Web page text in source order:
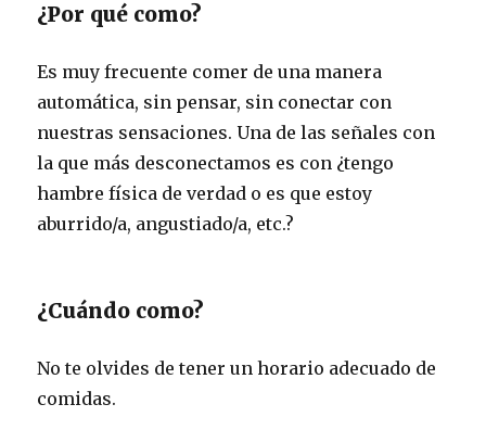
¿Por qué como?
Es muy frecuente comer de una manera
automática, sin pensar, sin conectar con
nuestras sensaciones. Una de las señales con
la que más desconectamos es con ¿tengo
hambre física de verdad o es que estoy
aburrido/a, angustiado/a, etc.?
¿Cuándo como?
No te olvides de tener un horario adecuado de
comidas.